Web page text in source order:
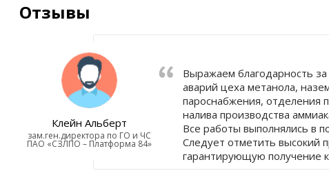
Отзывы
Клейн Альберт
зам.ген.директора по ГО и ЧС
ПАО «СЗЛПО – Платформа 84»
Выражаем благодарность
аварий цеха метанола,
пароснабжения, отделения
налива производства
Все работы выполнялись в
Следует отметить высокий
гарантирующую получение